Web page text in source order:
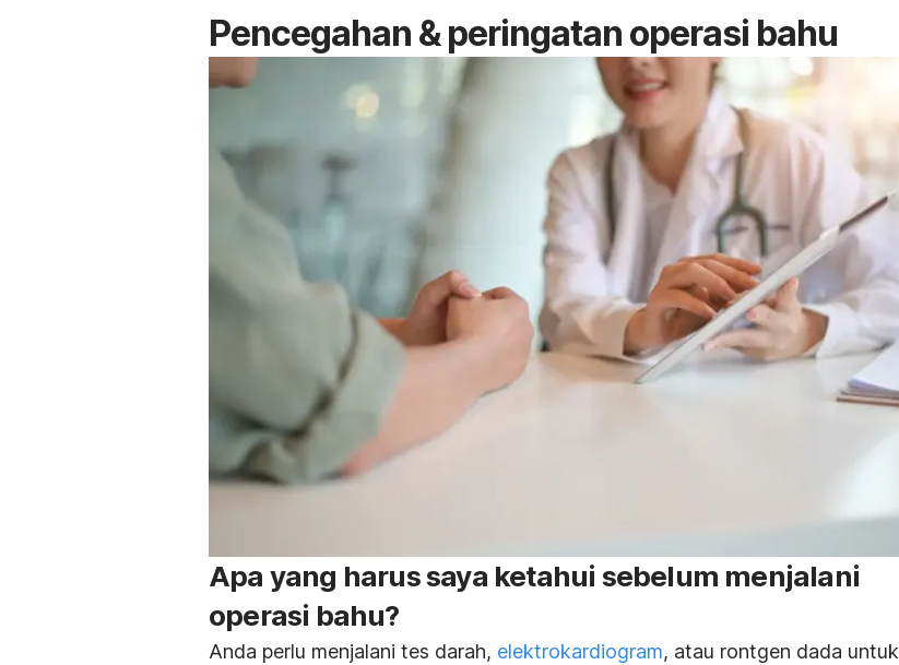
Pencegahan & peringatan operasi bahu
Apa yang harus saya ketahui sebelum menjalani
operasi bahu?
Anda perlu menjalani tes darah, elektrokardiogram, atau rontgen dada untuk